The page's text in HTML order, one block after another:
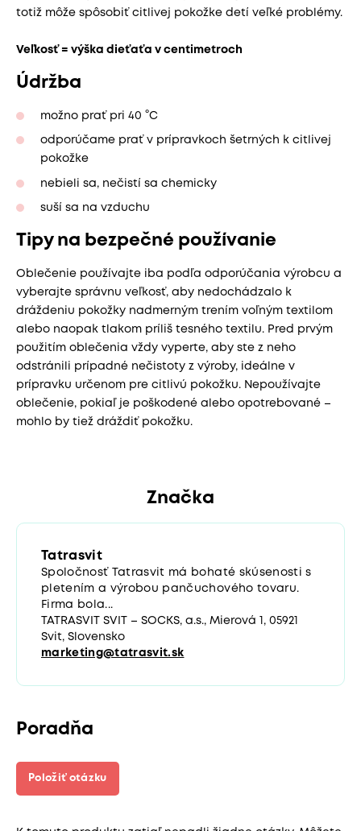
totiž môže spôsobiť citlivej pokožke detí veľké problémy.
Veľkosť = výška dieťaťa v centimetroch
Údržba
možno prať pri 40 °C
odporúčame prať v prípravkoch šetrných k citlivej
pokožke
nebieli sa, nečistí sa chemicky
suší sa na vzduchu
Tipy na bezpečné používanie
Oblečenie používajte iba podľa odporúčania výrobcu a
vyberajte správnu veľkosť, aby nedochádzalo k
dráždeniu pokožky nadmerným trením voľným textilom
alebo naopak tlakom príliš tesného textilu. Pred prvým
použitím oblečenia vždy vyperte, aby ste z neho
odstránili prípadné nečistoty z výroby, ideálne v
prípravku určenom pre citlivú pokožku. Nepoužívajte
oblečenie, pokiaľ je poškodené alebo opotrebované –
mohlo by tiež dráždiť pokožku.
Značka
Tatrasvit
Spoločnosť Tatrasvit má bohaté skúsenosti s
pletením a výrobou pančuchového tovaru.
Firma bola...
TATRASVIT SVIT – SOCKS, a.s., Mierová 1, 05921
Svit, Slovensko
marketing@tatrasvit.sk
Poradňa
Položiť otázku